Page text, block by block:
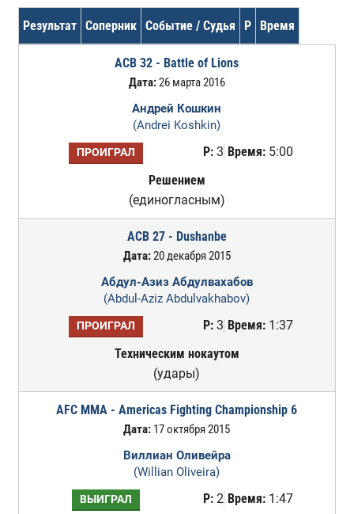
Результат Соперник Событие / Судья Р Время
ACB 32 - Battle of Lions
Дата:26 марта 2016
Андрей Кошкин
(Andrei Koshkin)
ПРОИГРАЛ Р:3 Время:5:00
Решением
(единогласным)
ACB 27 - Dushanbe
Дата:20 декабря 2015
Абдул-Азиз Абдулвахабов
(Abdul-Aziz Abdulvakhabov)
ПРОИГРАЛ Р:3 Время:1:37
Техническим нокаутом
(удары)
AFC MMA - Americas Fighting Championship 6
Дата: 17 октября 2015
Виллиан Оливейра
(Willian Oliveira)
ВЫИГРАЛ Р:2 Время:1:47